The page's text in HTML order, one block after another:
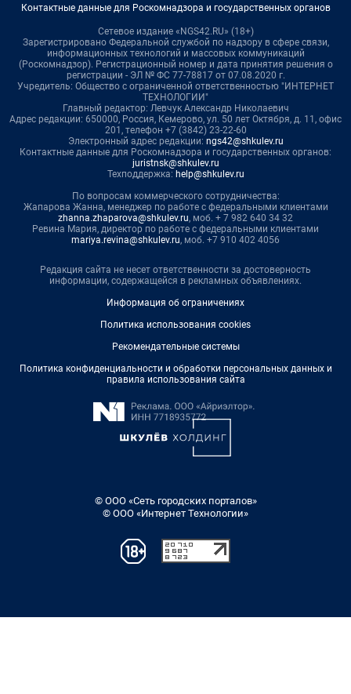
Контактные данные для Роскомнадзора и государственных органов
Сетевое издание «NGS42.RU» (18+)
Зарегистрировано Федеральной службой по надзору в сфере связи,
информационных технологий и массовых коммуникаций
(Роскомнадзор). Регистрационный номер и дата принятия решения о
регистрации - ЭЛ № ФС 77-78817 от 07.08.2020 г.
Учредитель: Общество с ограниченной ответственностью "ИНТЕРНЕТ
ТЕХНОЛОГИИ"
Главный редактор: Левчук Александр Николаевич
Адрес редакции: 650000, Россия, Кемерово, ул. 50 лет Октября, д. 11, офис
201, телефон +7 (3842) 23-22-60
Электронный адрес редакции: ngs42@shkulev.ru
Контактные данные для Роскомнадзора и государственных органов:
juristnsk@shkulev.ru
Техподдержка: help@shkulev.ru
По вопросам коммерческого сотрудничества:
Жапарова Жанна, менеджер по работе с федеральными клиентами
zhanna.zhaparova@shkulev.ru, моб. + 7 982 640 34 32
Ревина Мария, директор по работе с федеральными клиентами
mariya.revina@shkulev.ru, моб. +7 910 402 4056
Редакция сайта не несет ответственности за достоверность
информации, содержащейся в рекламных объявлениях.
Информация об ограничениях
Политика использования cookies
Рекомендательные системы
Политика конфиденциальности и обработки персональных данных и
правила использования сайта
© ООО «Сеть городских порталов»
© ООО «Интернет Технологии»